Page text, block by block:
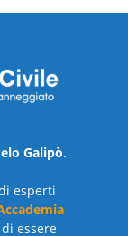
Galipò.
esperti
essere